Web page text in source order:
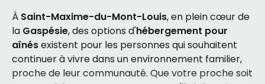
À Saint-Maxime-du-Mont-Louis, en plein cœur de
la Gaspésie, des options d'hébergement pour
aînésexistent pour les personnes qui souhaitent
continuer à vivre dans un environnement familier,
proche de leur communauté. Que votre proche soit